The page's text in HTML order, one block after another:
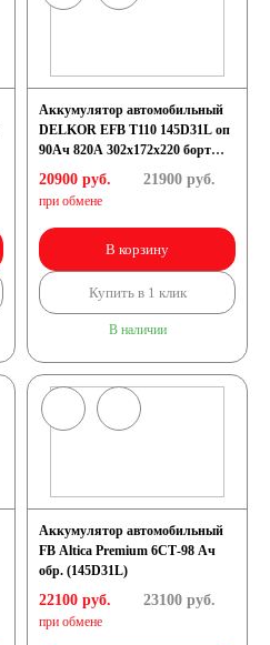
Аккумулятор автомобильный
DELKOR EFB T110 145D31L оп
90Ач 820А 302х172х220 борт
[D31]
20900 руб.
при обмене
21900руб.
В корзину
Купить в 1 клик
В наличии
Аккумулятор автомобильный
FB Altica Premium 6СТ-98 Ач
обр. (145D31L)
22100 руб.
при обмене
23100руб.